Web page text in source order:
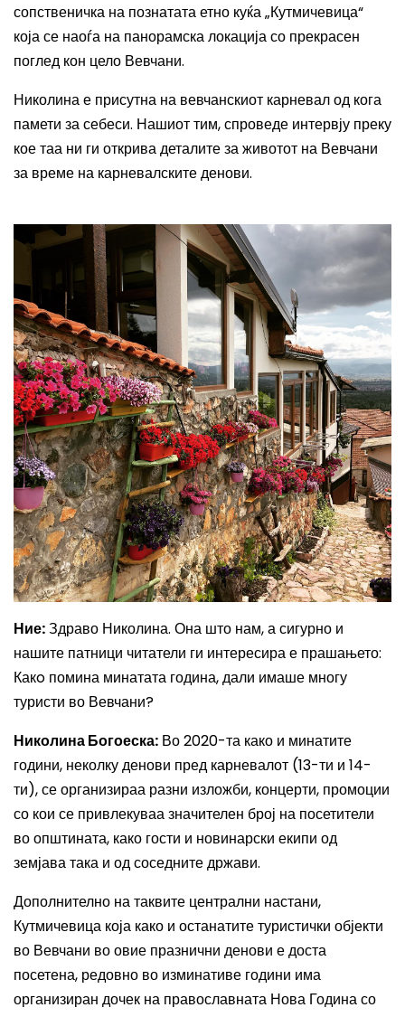
сопственичка на познатата етно куќа „Кутмичевица“
која се наоѓа на панорамска локација со прекрасен
поглед кон цело Вевчани.
Николина е присутна на вевчанскиот карневал од кога
памети за себеси. Нашиот тим, спроведе интервју преку
кое таа ни ги открива деталите за животот на Вевчани
за време на карневалските денови.
Ние:Здраво Николина. Она што нам, а сигурно и
нашите патници читатели ги интересира е прашањето:
Какo помина минатата година, дали имаше многу
туристи во Вевчани?
Николина Богоеска: Во 2020-та како и минатите
години, неколку денови пред карневалот (13-ти и 14-
ти), се организираа разни изложби, концерти, промоции
со кои се привлекуваа значителен број на посетители
во општината, како гости и новинарски екипи од
земјава така и од соседните држави.
Дополнително на таквите централни настани,
Кутмичевица која како и останатите туристички објекти
во Вевчани во овие празнични денови е доста
посетена, редовно во изминативе години има
организиран дочек на православната Нова Година со